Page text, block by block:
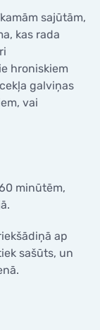
sajūtām,
kas rada
hroniskiem
galviņas
vai
minūtēm,
ap
sašūts, un